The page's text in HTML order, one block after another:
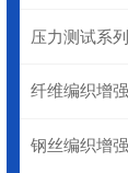
压力测试系
纤维编织增
钢丝编织增